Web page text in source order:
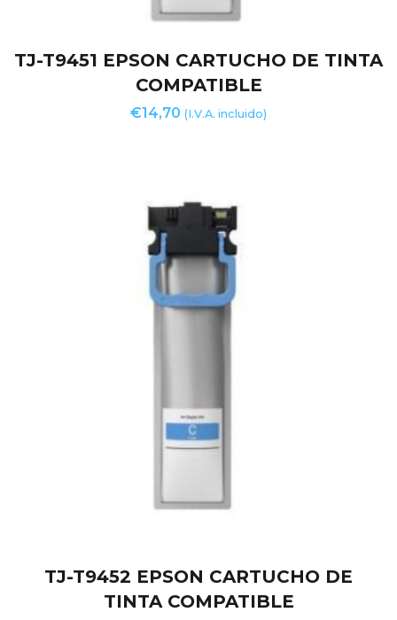
TJ-T9451 EPSON CARTUCHO DE TINTA
COMPATIBLE
€14,70 (I.V.A. incluido)
TJ-T9452 EPSON CARTUCHO DE
TINTA COMPATIBLE